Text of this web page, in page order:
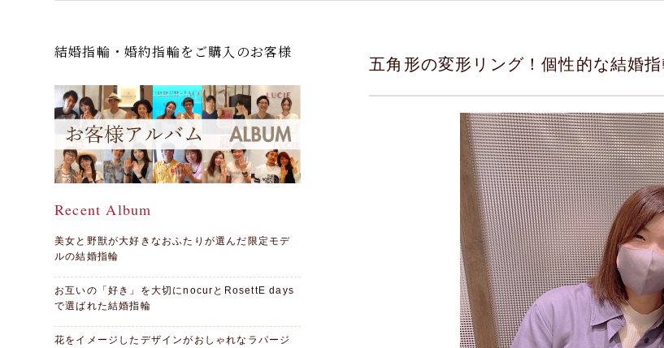
結婚指輪・婚約指輪をご購入のお客様
Recent Album
美女と野獣が大好きなおふたりが選んだ限定モデ
ルの結婚指輪
お互いの「好き」を大切にnocurとRosettE days
で選ばれた結婚指輪
花をイメージしたデザインがおしゃれなラパージ
五角形の変形リング！個性的な結婚